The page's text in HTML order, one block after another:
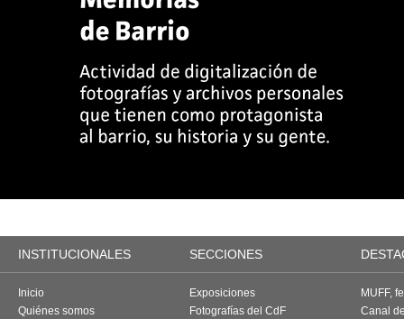
INSTITUCIONALES SECCIONES
Inicio
Quiénes somos
Exposiciones
Fotografías del CdF
MUFF,
Canal